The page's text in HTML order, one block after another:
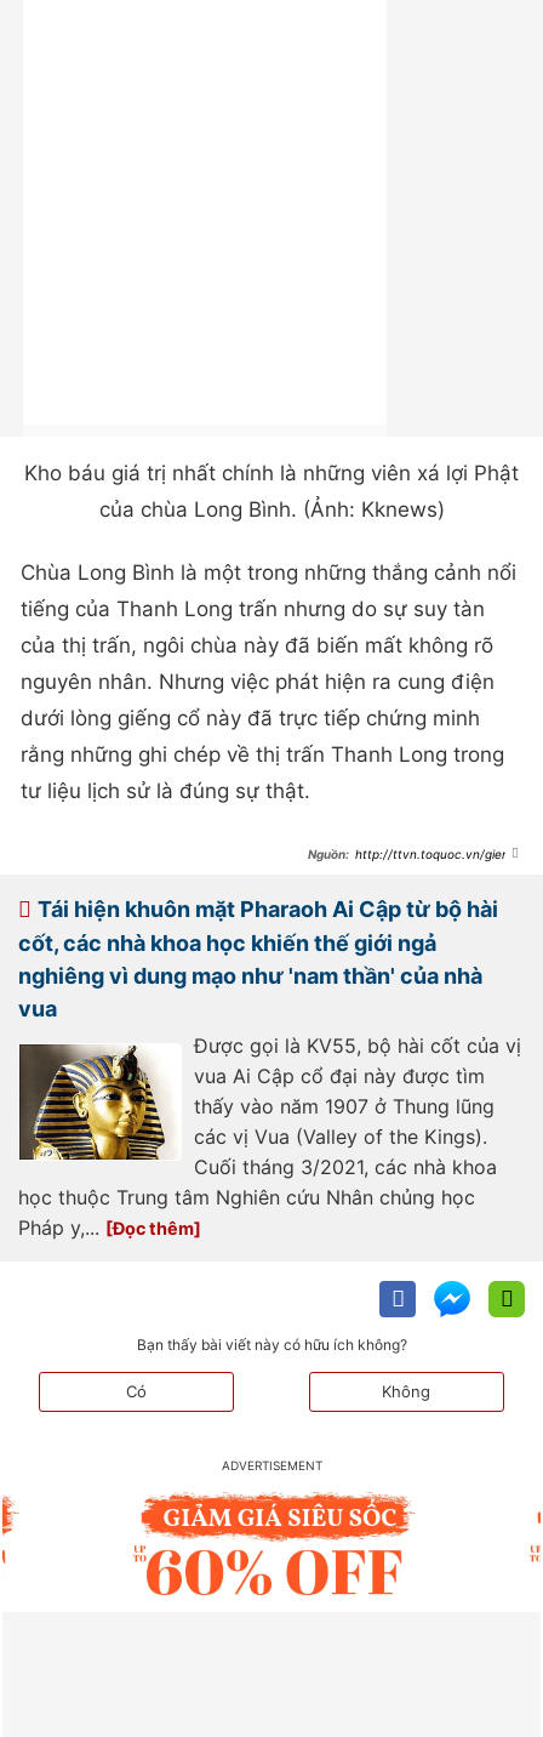
Kho báu giá trị nhất chính là những viên xá lợi Phật
của chùa Long Bình. (Ảnh: Kknews)
Chùa Long Bình là một trong những thắng cảnh nổi
tiếng của Thanh Long trấn nhưng do sự suy tàn
của thị trấn, ngôi chùa này đã biến mất không rõ
nguyên nhân. Nhưng việc phát hiện ra cung điện
dưới lòng giếng cổ này đã trực tiếp chứng minh
rằng những ghi chép về thị trấn Thanh Long trong
tư liệu lịch sử là đúng sự thật.
http://ttvn.toquoc.vn/gieng-
boi-cat-luc-chuyen-gia-phat-hien-
chan-tuong-dang-kinh-ngac-
8202167143454005.htm
Tái hiện khuôn mặt Pharaoh Ai Cập từ bộ hài
cốt, các nhà khoa học khiến thế giới ngả
nghiêng vì dung mạo như 'nam thần' của nhà
vua
Được gọi là KV55, bộ hài cốt của vị
vua Ai Cập cổ đại này được tìm
thấy vào năm 1907 ở Thung lũng
các vị Vua (Valley of the Kings).
Cuối tháng 3/2021, các nhà khoa
học thuộc Trung tâm Nghiên cứu Nhân chủng học
Pháp y,...
Bạn thấy bài viết này có hữu ích không?
Có Không